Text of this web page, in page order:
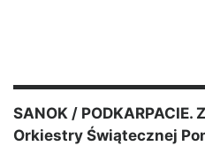
SANOK /
Orkiestry Świątecznej